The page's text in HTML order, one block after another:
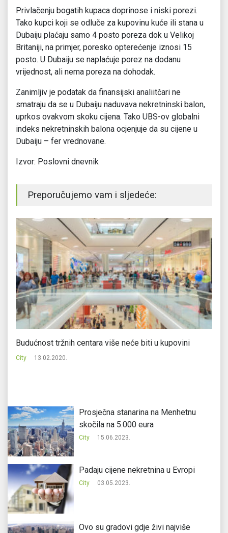
Privlačenju bogatih kupaca doprinose i niski porezi.
Tako kupci koji se odluče za kupovinu kuće ili stana u
Dubaiju plaćaju samo 4 posto poreza dok u Velikoj
Britaniji, na primjer, poresko opterećenje iznosi 15
posto. U Dubaiju se naplaćuje porez na dodanu
vrijednost, ali nema poreza na dohodak.
Zanimljiv je podatak da finansijski analiitčari ne
smatraju da se u Dubaiju naduvava nekretninski balon,
uprkos ovakvom skoku cijena. Tako UBS-ov globalni
indeks nekretninskih balona ocjenjuje da su cijene u
Dubaiju – fer vrednovane.
Izvor: Poslovni dnevnik
Preporučujemo vam i sljedeće:
Budućnost tržnih centara više neće biti u kupovini
City 13.02.2020.
Prosječna stanarina na Menhetnu
skočila na 5.000 eura
City 15.06.2023.
Padaju cijene nekretnina u Evropi
City 03.05.2023.
Ovo su gradovi gdje živi najviše